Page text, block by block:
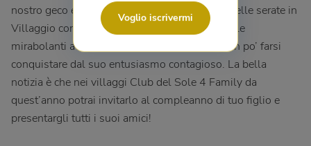
nostro geco esploratore è una presenza fissa delle serate in
Villaggio con la sua Jeko Dance, e seguirlo nelle
mirabolanti avventure che vive ogni giorno è un po’ farsi
conquistare dal suo entusiasmo contagioso. La bella
notizia è che nei villaggi Club del Sole 4 Family da
quest’anno potrai invitarlo al compleanno di tuo figlio e
presentargli tutti i suoi amici!
Voglio iscrivermi